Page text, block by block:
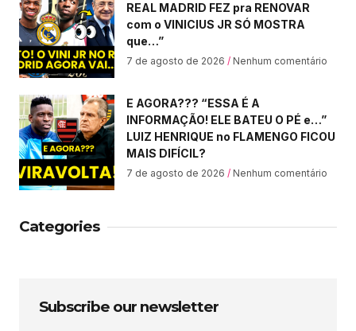
REAL MADRID FEZ pra RENOVAR
com o VINICIUS JR SÓ MOSTRA
que…”
7 de agosto de 2026 Nenhum comentário
E AGORA??? “ESSA É A
INFORMAÇÃO! ELE BATEU O PÉ e…”
LUIZ HENRIQUE no FLAMENGO FICOU
MAIS DIFÍCIL?
7 de agosto de 2026 Nenhum comentário
Categories
Subscribe our newsletter